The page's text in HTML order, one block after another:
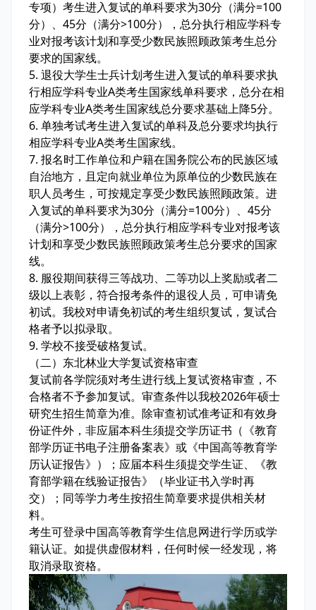
专项）考生进入复试的单科要求为30分（满分=100
分）、45分（满分>100分），总分执行相应学科专
业对报考该计划和享受少数民族照顾政策考生总分
要求的国家线。
5. 退役大学生士兵计划考生进入复试的单科要求执
行相应学科专业A类考生国家线单科要求，总分在相
应学科专业A类考生国家线总分要求基础上降5分。
6. 单独考试考生进入复试的单科及总分要求均执行
相应学科专业A类考生国家线。
7. 报名时工作单位和户籍在国务院公布的民族区域
自治地方，且定向就业单位为原单位的少数民族在
职人员考生，可按规定享受少数民族照顾政策。进
入复试的单科要求为30分（满分=100分）、45分
（满分>100分），总分执行相应学科专业对报考该
计划和享受少数民族照顾政策考生总分要求的国家
线。
8. 服役期间获得三等战功、二等功以上奖励或者二
级以上表彰，符合报考条件的退役人员，可申请免
初试。我校对申请免初试的考生组织复试，复试合
格者予以拟录取。
9. 学校不接受破格复试。
（二）东北林业大学复试资格审查
复试前各学院须对考生进行线上复试资格审查，不
合格者不予参加复试。审查条件以我校2026年硕士
研究生招生简章为准。除审查初试准考证和有效身
份证件外，非应届本科生须提交学历证书（《教育
部学历证书电子注册备案表》或《中国高等教育学
历认证报告》）；应届本科生须提交学生证、《教
育部学籍在线验证报告》（毕业证书入学时再
交）；同等学力考生按招生简章要求提供相关材
料。
考生可登录中国高等教育学生信息网进行学历或学
籍认证。如提供虚假材料，任何时候一经发现，将
取消录取资格。